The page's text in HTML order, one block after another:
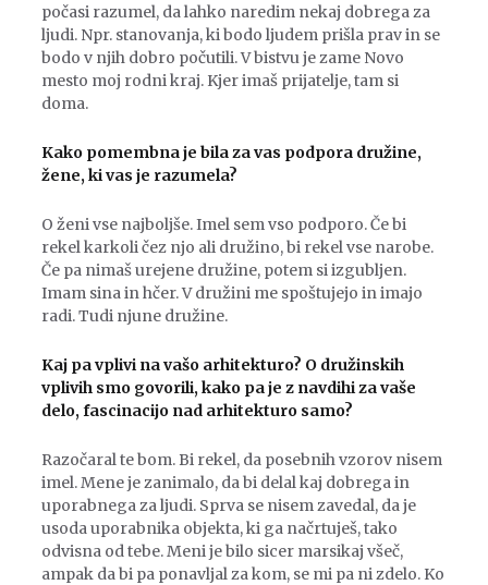
počasi razumel, da lahko naredim nekaj dobrega za
ljudi. Npr. stanovanja, ki bodo ljudem prišla prav in se
bodo v njih dobro počutili. V bistvu je zame Novo
mesto moj rodni kraj. Kjer imaš prijatelje, tam si
doma.
Kako pomembna je bila za vas podpora družine,
žene, ki vas je razumela?
O ženi vse najboljše. Imel sem vso podporo. Če bi
rekel karkoli čez njo ali družino, bi rekel vse narobe.
Če pa nimaš urejene družine, potem si izgubljen.
Imam sina in hčer. V družini me spoštujejo in imajo
radi. Tudi njune družine.
Kaj pa vplivi na vašo arhitekturo? O družinskih
vplivih smo govorili, kako pa je z navdihi za vaše
delo, fascinacijo nad arhitekturo samo?
Razočaral te bom. Bi rekel, da posebnih vzorov nisem
imel. Mene je zanimalo, da bi delal kaj dobrega in
uporabnega za ljudi. Sprva se nisem zavedal, da je
usoda uporabnika objekta, ki ga načrtuješ, tako
odvisna od tebe. Meni je bilo sicer marsikaj všeč,
ampak da bi pa ponavljal za kom, se mi pa ni zdelo. Ko